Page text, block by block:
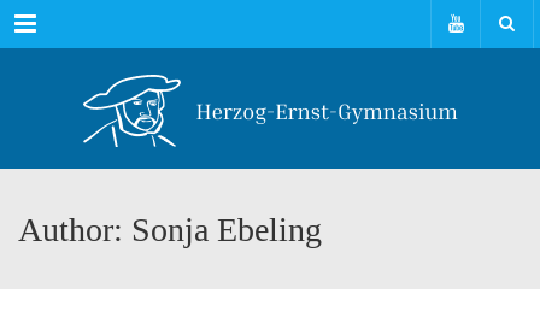
Menu
Author: Sonja Ebeling